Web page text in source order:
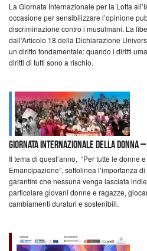
La Giornata Internazionale per la Lotta
occasione per sensibilizzare l’opinione
discriminazione contro i musulmani. La
dall’Articolo 18 della Dichiarazione
un diritto fondamentale: quando i diritti
diritti di tutti sono a rischio.
Giornata Internazionale della Donna
Il tema di quest’anno, “Per tutte le donne
Emancipazione”, sottolinea l’importanza
garantire che nessuna venga lasciata
particolare giovani donne e ragazze,
cambiamenti duraturi e sostenibili.